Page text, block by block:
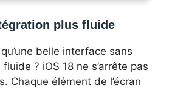
plus fluide
belle interface sans
? iOS 18 ne s’arrête pas
Chaque élément de l’écran